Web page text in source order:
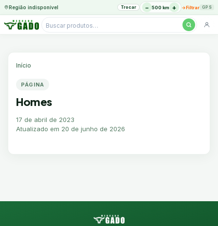
Região indisponível Trocar − 500 km + →Filtrar GPS
Pesquisar
Início
PÁGINA
Homes
17 de abril de 2023
Atualizado em 20 de junho de 2026